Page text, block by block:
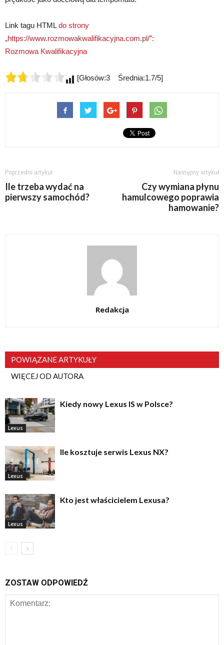
Link tagu HTMLdo strony
„https://www.rozmowakwalifikacyjna.com.pl/”:
Rozmowa Kwalifikacyjna
[Głosów:3 Średnia:1.7/5]
Poprzedni artykuł
Ile trzeba wydać na
pierwszy samochód?
Następny artykuł
Czy wymiana płynu
hamulcowego poprawia
hamowanie?
Redakcja
POWIĄZANE ARTYKUŁY
WIĘCEJ OD AUTORA
Lexus
Kiedy nowy Lexus IS w Polsce?
Lexus
Ile kosztuje serwis Lexus NX?
Lexus
Kto jest właścicielem Lexusa?
ZOSTAW ODPOWIEDŹ